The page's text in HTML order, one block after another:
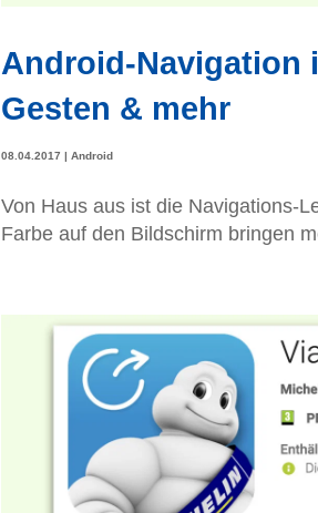
Android-Navigation
Gesten & mehr
08.04.2017 | Android
Von Haus aus ist die Navigations-
Farbe auf den Bildschirm bringen